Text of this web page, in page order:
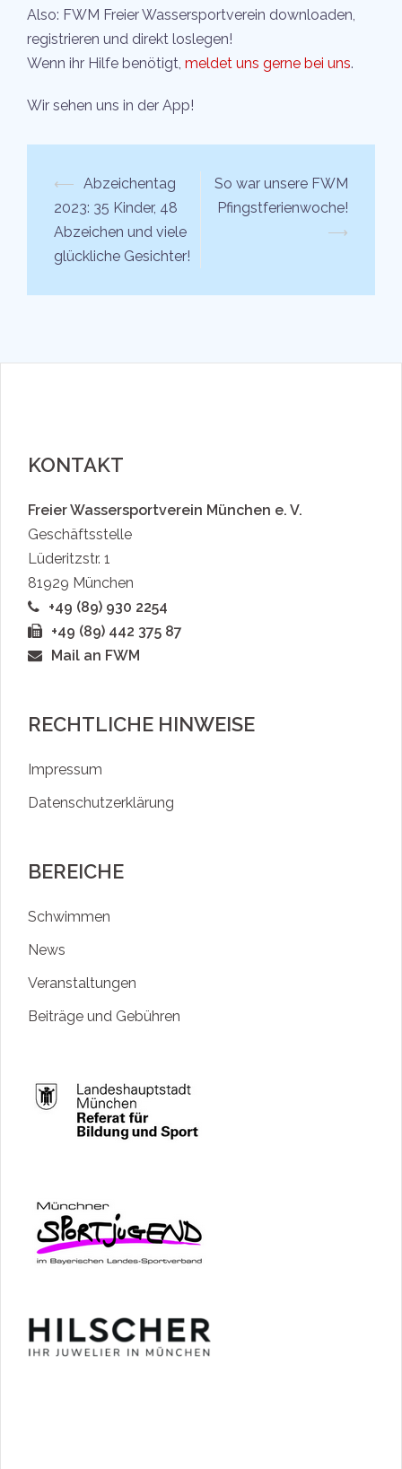
Also: FWM Freier Wassersportverein downloaden,
registrieren und direkt loslegen!
Wenn ihr Hilfe benötigt, meldet uns gerne bei uns.
Wir sehen uns in der App!
Beitrags-
Navigation
⟵ Abzeichentag
2023: 35 Kinder, 48
Abzeichen und viele
glückliche Gesichter!
So war unsere FWM
Pfingstferienwoche!
⟶
KONTAKT
Freier Wassersportverein München e. V.
Geschäftsstelle
Lüderitzstr. 1
81929 München
+49 (89) 930 2254
+49 (89) 442 375 87
Mail an FWM
RECHTLICHE HINWEISE
Impressum
Datenschutzerklärung
BEREICHE
Schwimmen
News
Veranstaltungen
Beiträge und Gebühren